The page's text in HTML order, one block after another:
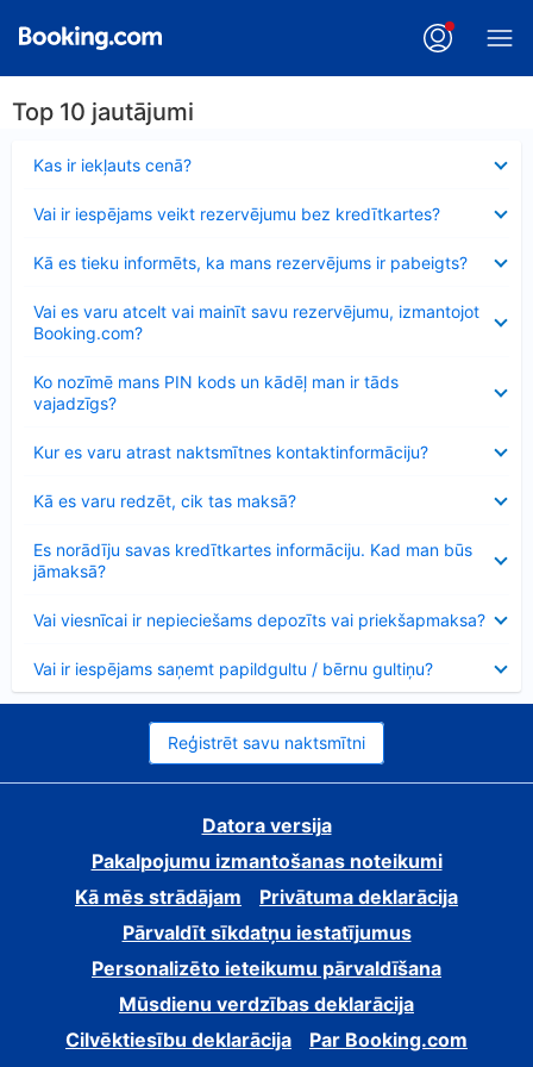
Top 10 jautājumi
Kas ir iekļauts cenā?
Vai ir iespējams veikt rezervējumu bez kredītkartes?
Kā es tieku informēts, ka mans rezervējums ir pabeigts?
Vai es varu atcelt vai mainīt savu rezervējumu, izmantojot
Booking.com?
Ko nozīmē mans PIN kods un kādēļ man ir tāds
vajadzīgs?
Kur es varu atrast naktsmītnes kontaktinformāciju?
Kā es varu redzēt, cik tas maksā?
Es norādīju savas kredītkartes informāciju. Kad man būs
jāmaksā?
Vai viesnīcai ir nepieciešams depozīts vai priekšapmaksa?
Vai ir iespējams saņemt papildgultu / bērnu gultiņu?
Reģistrēt savu naktsmītni
Datora versija
Pakalpojumu izmantošanas noteikumi
Kā mēs strādājam
Privātuma deklarācija
Pārvaldīt sīkdatņu iestatījumus
Personalizēto ieteikumu pārvaldīšana
Mūsdienu verdzības deklarācija
Cilvēktiesību deklarācija
Par Booking.com